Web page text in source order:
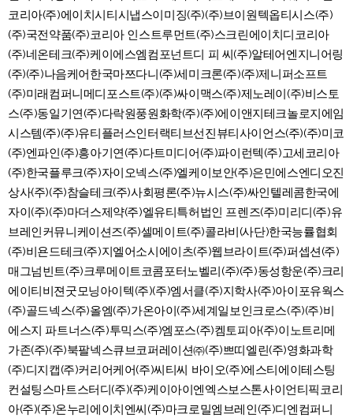
코리아(주)에이치시티시냅스이미징(주)(주)브이원텍옵티시스(주)
(주)국전약품(주)코리아 인스트루먼트(주)스크린에이치디코리아
(주)네온테크(주)케이에스엠컴포넌트디 피 씨(주)알테어엔지니어링
(주)(주)나음케어한국마쯔다니(주)세미크론(주)(주)제니퍼소프트
(주)미래컴퍼니메디포스트(주)(주)싸이맥스(주)제노레이(주)비스토
스(주)동일기연(주)다락원풍원화학(주)(주)에이앤지테크놀로지에임
시스템(주)(주)유티플러스인터랙티브선진뷰티사이언스(주)(주)미코
(주)엔파인(주)흥아기연(주)다트미디어(주)파이런텍(주)고세코리아
(주)한국플루크(주)자이오넥스(주)엘케이보안(주)은민에스엔디오진
상사(주)(주)참슬테크(주)사회평론(주)뉴시스(주)싸인텔레콤한국에
자이(주)(주)마더스제약(주)엘유티특허법인 프렌즈(주)미리디(주)유
브레인커뮤니케이션즈(주)셀메이트(주)콜라비(사단)한국능률협회
(주)비욘드테크(주)지엘어소시에이츠(주)웹브라이트(주)퍼셉션(주)
매그넘빈트(주)크루메이트코콤포터노벨리(주)(주)동성항운(주)크리
에이티비젼굿모닝아이텍(주)(주)엠서클(주)지학사(주)아이포유웍스
(주)골드넥스(주)올엠(주)가온아이(주)세계일보인크로스(주)(주)비
에스지 파트너스(주)투믹스(주)엠포스(주)켐토피아(주)이노트리메
가존(주)(주)북팔넥스큐브코퍼레이션㈜(주)쁘띠엘린(주)영화과학
(주)디지캡(주)커리어케어(주)씨티씨 바이오(주)에스티에이테스팅
컨설팅스마트스터디(주)(주)케이아이엔엑스보스톤사이언티픽코리
아(주)(주)온누리에이치엔씨(주)마크로밀엠브레인(주)디엔컴퍼니